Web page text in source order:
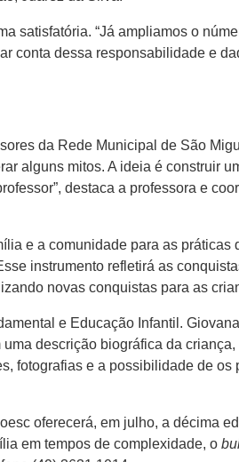
satisfatória. “Já ampliamos o
conta dessa responsabilidade e
da Rede Municipal de São
alguns mitos. A ideia é construir
destaca a professora e
e a comunidade para as
instrumento refletirá as
novas conquistas para as
e Educação Infantil.
descrição biográfica da
fotografias e a possibilidade de
oferecerá, em julho, a décima
em tempos de complexidade, o